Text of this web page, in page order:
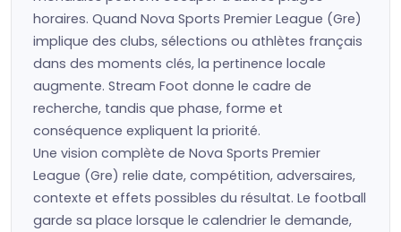
horaires. Quand Nova Sports Premier League (Gre)
implique des clubs, sélections ou athlètes français
dans des moments clés, la pertinence locale
augmente. Stream Foot donne le cadre de
recherche, tandis que phase, forme et
conséquence expliquent la priorité.
Une vision complète de Nova Sports Premier
League (Gre) relie date, compétition, adversaires,
contexte et effets possibles du résultat. Le football
garde sa place lorsque le calendrier le demande,